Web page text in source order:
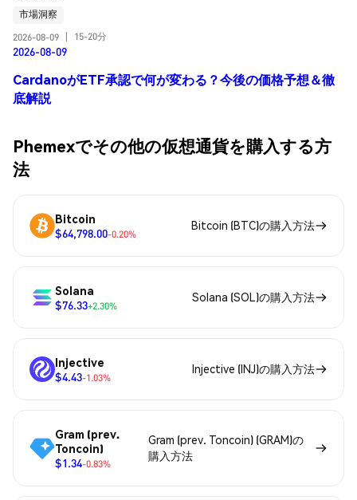
市場洞察
2026-08-09
15-20分
2026-08-09
CardanoがETF承認で何が変わる？今後の価格予想＆徹
底解説
Phemexでその他の仮想通貨を購入する方
法
Bitcoin
$64,798.00-0.20%
Bitcoin (BTC)の購入方法
Solana
$76.33+2.30%
Solana (SOL)の購入方法
Injective
$4.43-1.03%
Injective (INJ)の購入方法
Gram (prev.
Toncoin)
$1.34-0.83%
Gram (prev. Toncoin) (GRAM)の
購入方法